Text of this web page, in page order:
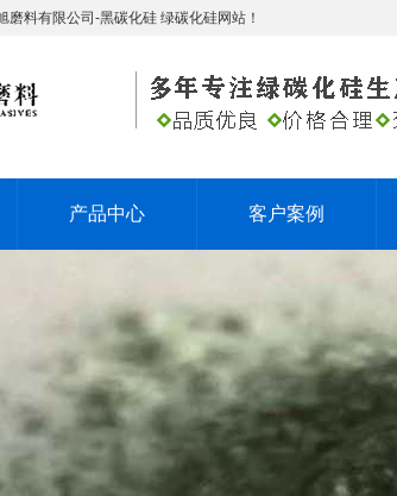
磨料有限公司-黑碳化硅 绿碳化硅网站！
产品中心 客户案例